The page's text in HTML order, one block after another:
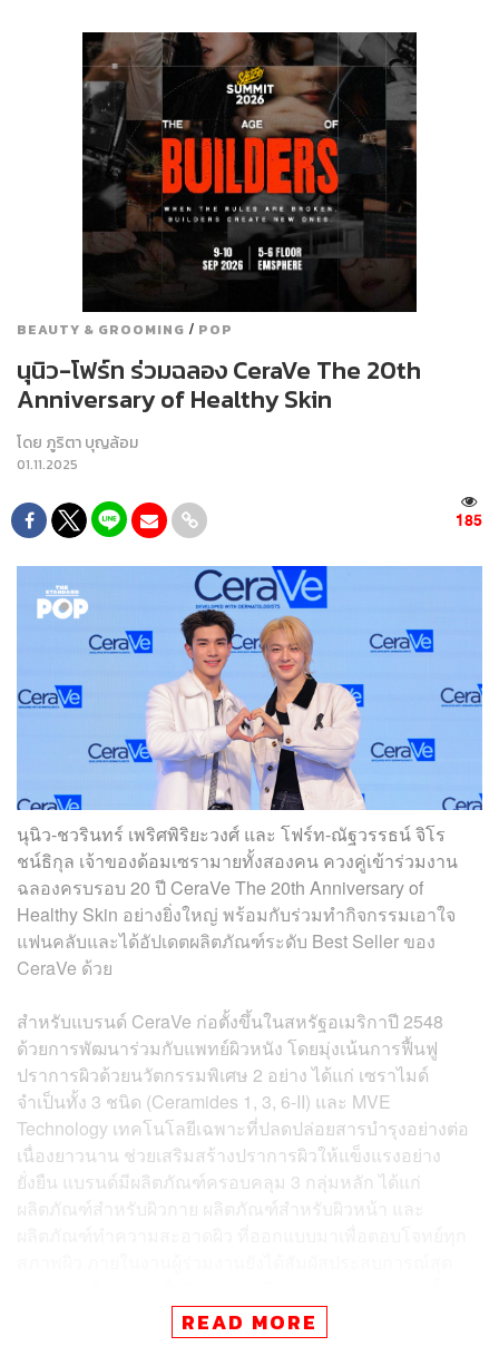
BEAUTY & GROOMING / POP
นุนิว-โฟร์ท ร่วมฉลอง CeraVe The 20th
Anniversary of Healthy Skin
โดย ภูริตา บุญล้อม
01.11.2025
185
นุนิว-ชวรินทร์ เพริศพิริยะวงศ์ และ โฟร์ท-ณัฐวรรธน์ จิโร
ชน์ธิกุล เจ้าของด้อมเซรามายทั้งสองคน ควงคู่เข้าร่วมงาน
ฉลองครบรอบ 20 ปี CeraVe The 20th Anniversary of
Healthy Skin อย่างยิ่งใหญ่ พร้อมกับร่วมทำกิจกรรมเอาใจ
แฟนคลับและได้อัปเดตผลิตภัณฑ์ระดับ Best Seller ของ
CeraVe ด้วย
สำหรับแบรนด์ CeraVe ก่อตั้งขึ้นในสหรัฐอเมริกาปี 2548
ด้วยการพัฒนาร่วมกับแพทย์ผิวหนัง โดยมุ่งเน้นการฟื้นฟู
ปราการผิวด้วยนวัตกรรมพิเศษ 2 อย่าง ได้แก่ เซราไมด์
จำเป็นทั้ง 3 ชนิด (Ceramides 1, 3, 6-II) และ MVE
Technology เทคโนโลยีเฉพาะที่ปลดปล่อยสารบำรุงอย่างต่อ
เนื่องยาวนาน ช่วยเสริมสร้างปราการผิวให้แข็งแรงอย่าง
ยั่งยืน แบรนด์มีผลิตภัณฑ์ครอบคลุม 3 กลุ่มหลัก ได้แก่
ผลิตภัณฑ์สำหรับผิวกาย ผลิตภัณฑ์สำหรับผิวหน้า และ
31 ตุลาคม-2 พฤศจิกายน 2568READ MORE